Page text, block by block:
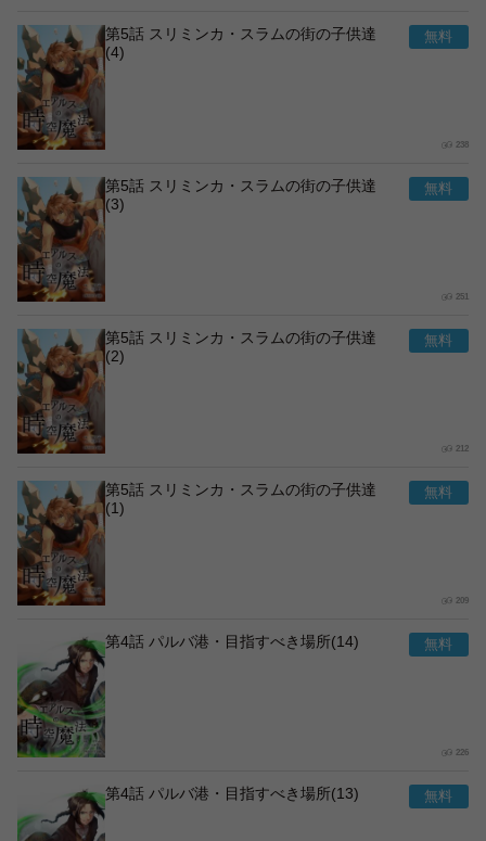
第5話 スリミンカ・スラムの街の子供達
(4)
238
第5話 スリミンカ・スラムの街の子供達
(3)
251
第5話 スリミンカ・スラムの街の子供達
(2)
212
第5話 スリミンカ・スラムの街の子供達
(1)
209
第4話 パルバ港・目指すべき場所(14)
226
第4話 パルバ港・目指すべき場所(13)